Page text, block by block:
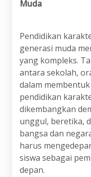
Muda
Pendidikan
generasi muda
yang kompleks.
antara sekolah,
dalam
pendidikan
dikembangkan
unggul, beretika,
bangsa dan
harus
siswa sebagai
depan.